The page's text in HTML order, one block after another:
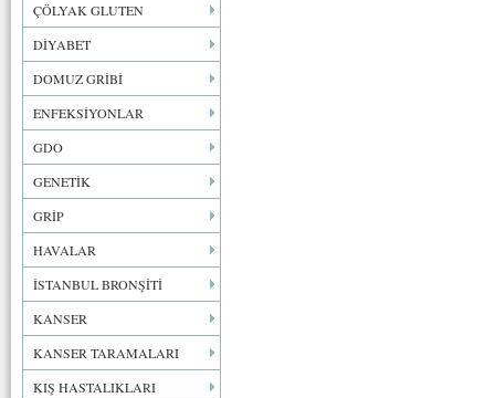
ÇÖLYAK GLUTEN
DİYABET
DOMUZ GRİBİ
ENFEKSİYONLAR
GDO
GENETİK
GRİP
HAVALAR
İSTANBUL BRONŞİTİ
KANSER
KANSER TARAMALARI
KIŞ HASTALIKLARI